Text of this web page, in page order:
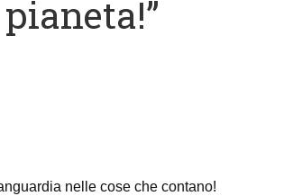
nelle cose che contano!